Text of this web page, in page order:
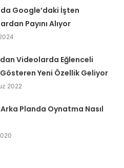
Google’daki İşten
Payını Alıyor
Videolarda Eğlenceli
Gösteren Yeni Özellik Geliyor
2022
Planda Oynatma Nasıl